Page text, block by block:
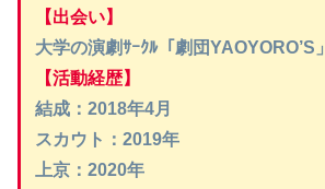
【出会い】
大学の演劇ｻｰｸﾙ「劇団YAOYORO’S」
【活動経歴】
結成：2018年4月
スカウト：2019年
上京：2020年